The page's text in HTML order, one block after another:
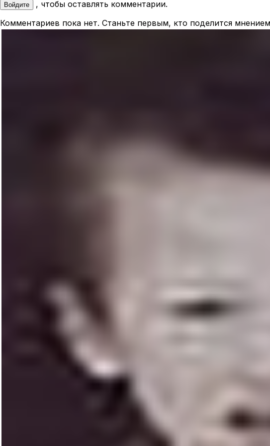
Войдите
, чтобы оставлять комментарии.
Комментариев пока нет. Станьте первым, кто поделится